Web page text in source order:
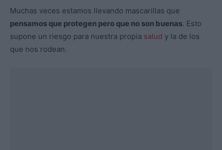
Muchas veces estamos llevando mascarillas que
pensamos que protegen pero que no son buenas. Esto
supone un riesgo para nuestra propia salud y la de los
que nos rodean.